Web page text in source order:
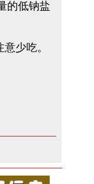
的低钠盐
少吃。